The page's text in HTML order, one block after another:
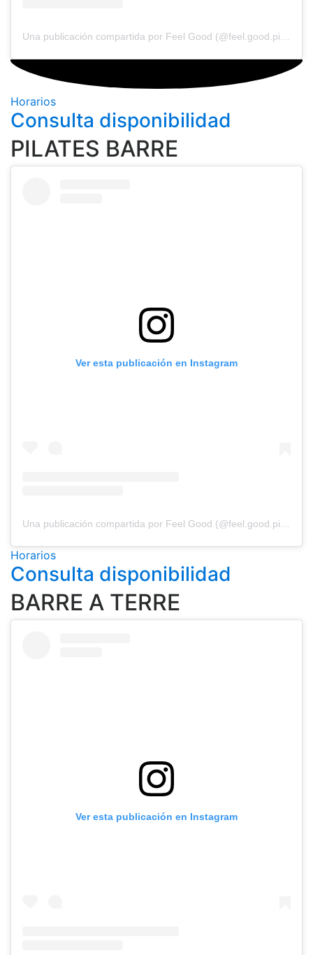
Horarios
Consulta disponibilidad
PILATES BARRE
Ver esta publicación en Instagram
Una publicación compartida por Feel Good (@feel.good.pilatess)
Horarios
Consulta disponibilidad
BARRE A TERRE
Ver esta publicación en Instagram